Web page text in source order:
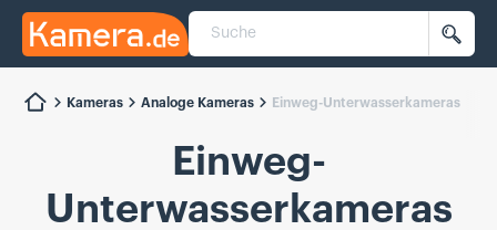
Kamera.de
Suche
Kameras Analoge Kameras Einweg-Unterwasserkameras
Einweg-
Unterwasserkameras